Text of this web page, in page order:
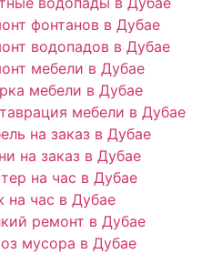
фонтанов в Дубае
водопадов в Дубае
мебели в Дубае
мебели в Дубае
мебели в Дубае
на заказ в Дубае
на заказ в Дубае
на час в Дубае
час в Дубае
ремонт в Дубае
мусора в Дубае